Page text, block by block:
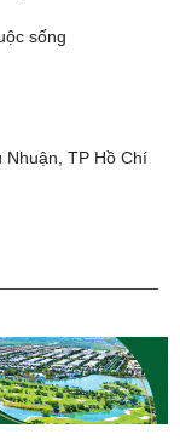
sống
TP Hồ Chí